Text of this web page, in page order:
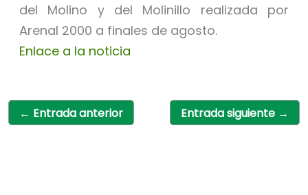
del Molino y del Molinillo realizada por
Arenal 2000 a finales de agosto.
Enlace a la noticia
← Entrada anterior Entrada siguiente →